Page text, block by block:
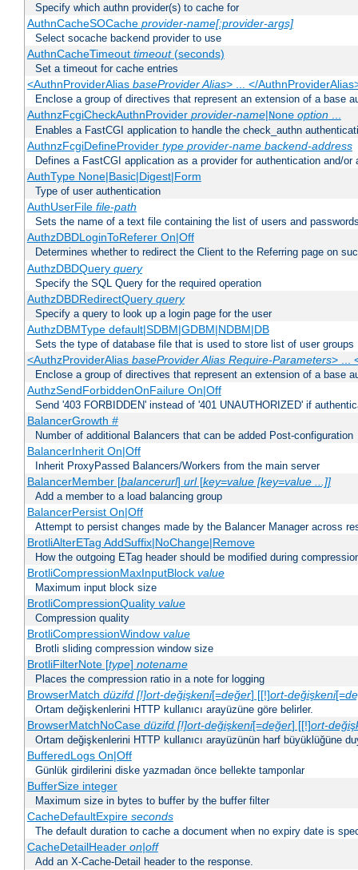
Specify which authn provider(s) to cache for
AuthnCacheSOCache provider-name[:provider-args]
Select socache backend provider to use
AuthnCacheTimeout timeout(seconds)
Set a timeout for cache entries
<AuthnProviderAlias baseProvider Alias> ... </
Enclose a group of directives that represent an extension of a base
AuthnzFcgiCheckAuthnProvider provider-name|None option...
Enables a FastCGI application to handle the check_authn
AuthnzFcgiDefineProvider type provider-name backend-address
Defines a FastCGI application as a provider for authentication and/or
AuthType None|Basic|Digest|Form
Type of user authentication
AuthUserFile file-path
Sets the name of a text file containing the list of users and
AuthzDBDLoginToReferer On|Off
Determines whether to redirect the Client to the Referring page on
AuthzDBDQuery query
Specify the SQL Query for the required operation
AuthzDBDRedirectQuery query
Specify a query to look up a login page for the user
AuthzDBMType default|SDBM|GDBM|NDBM|DB
Sets the type of database file that is used to store list of user groups
<AuthzProviderAlias baseProvider Alias Require-Parameters> ...
Enclose a group of directives that represent an extension of a base
AuthzSendForbiddenOnFailure On|Off
Send '403 FORBIDDEN' instead of '401 UNAUTHORIZED' if
BalancerGrowth #
Number of additional Balancers that can be added Post-configuration
BalancerInherit On|Off
Inherit ProxyPassed Balancers/Workers from the main server
BalancerMember [balancerurl] url[key=value [key=value ...]]
Add a member to a load balancing group
BalancerPersist On|Off
Attempt to persist changes made by the Balancer Manager across
BrotliAlterETag AddSuffix|NoChange|Remove
How the outgoing ETag header should be modified during
BrotliCompressionMaxInputBlock value
Maximum input block size
BrotliCompressionQuality value
Compression quality
BrotliCompressionWindow value
Brotli sliding compression window size
BrotliFilterNote [type] notename
Places the compression ratio in a note for logging
BrowserMatch düzifd [!]ort-değişkeni[=değer] [[!]ort-değişkeni[=
Ortam değişkenlerini HTTP kullanıcı arayüzüne göre belirler.
BrowserMatchNoCase düzifd [!]ort-değişkeni[=değer] [[!]ort-
Ortam değişkenlerini HTTP kullanıcı arayüzünün harf büyüklüğüne
BufferedLogs On|Off
Günlük girdilerini diske yazmadan önce bellekte tamponlar
BufferSize integer
Maximum size in bytes to buffer by the buffer filter
CacheDefaultExpire seconds
The default duration to cache a document when no expiry date is
CacheDetailHeader on|off
Add an X-Cache-Detail header to the response.